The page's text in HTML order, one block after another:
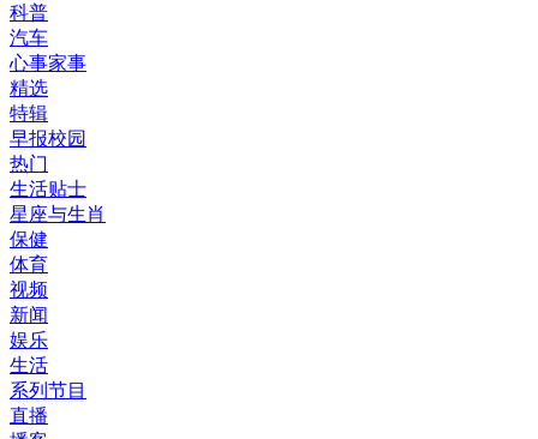
科普
汽车
心事家事
精选
特辑
早报校园
热门
生活贴士
星座与生肖
保健
体育
视频
新闻
娱乐
生活
系列节目
直播